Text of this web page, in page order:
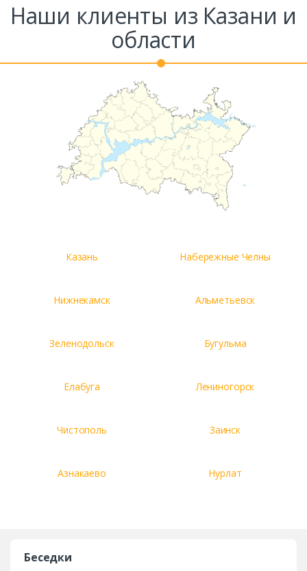
Наши клиенты из Казани и
области
Казань Набережные Челны
Нижнекамск Альметьевск
Зеленодольск Бугульма
Елабуга Лениногорск
Чистополь Заинск
Азнакаево Нурлат
Беседки